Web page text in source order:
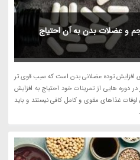
و عضلات بدن به آن احتیاج
افزایش توده عضلانی بدن است که سبب قوی تر
دوره هایی از تمرینات خود احتیاج به افزایش
غذاهای مقوی و کامل کافی نیستند و باید